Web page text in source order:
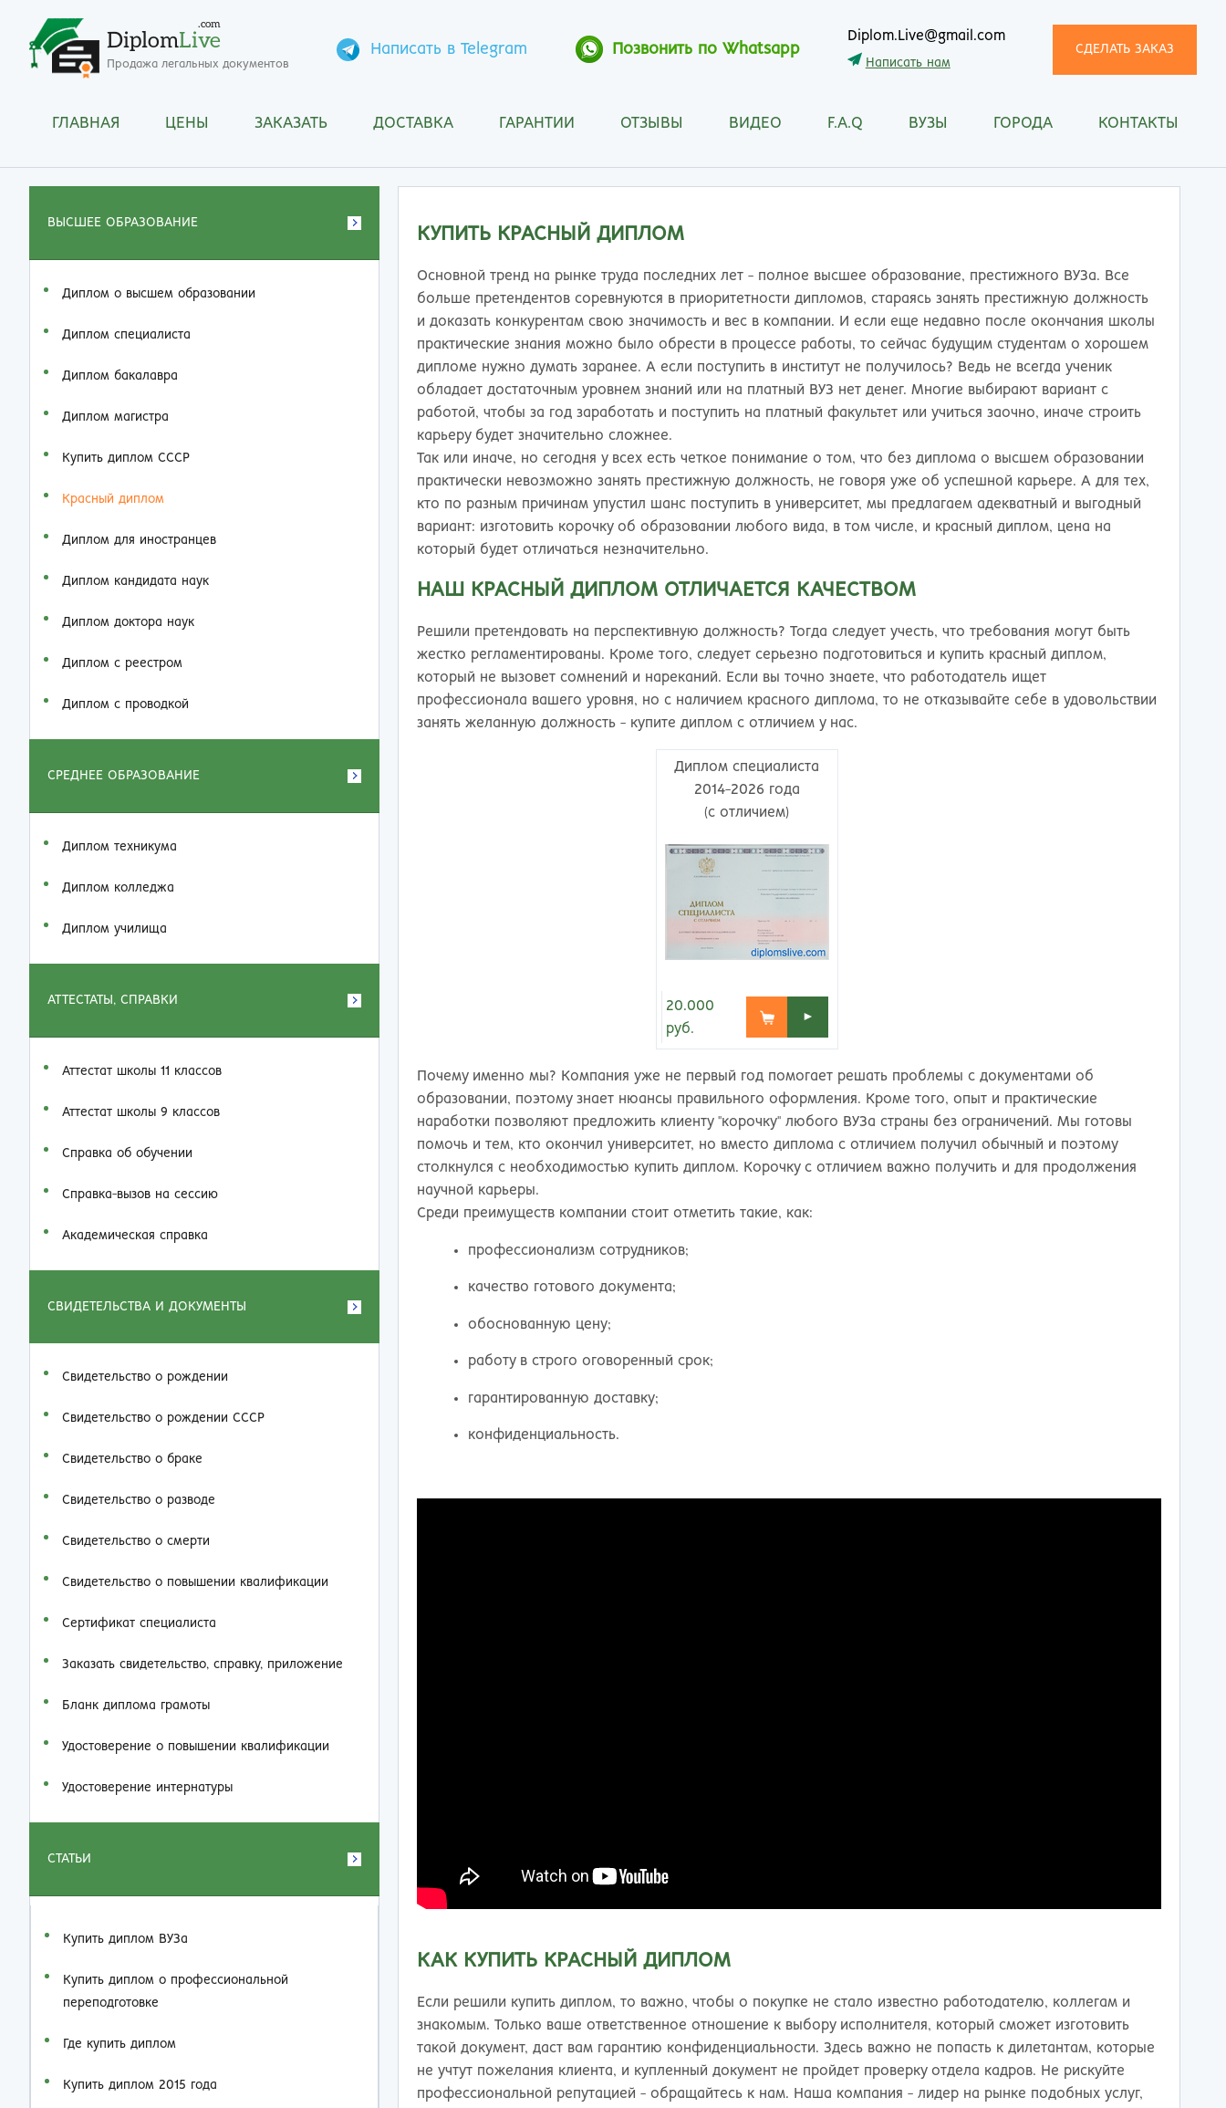
DiplomLive
.com
Продажа легальных документов
Написать в Telegram Позвонить по Whatsapp
Diplom.Live@gmail.com
Написать нам
СДЕЛАТЬ ЗАКАЗ
ГЛАВНАЯ ЦЕНЫ ЗАКАЗАТЬ ДОСТАВКА ГАРАНТИИ ОТЗЫВЫ ВИДЕО F.A.Q ВУЗЫ ГОРОДА
Архангельск
Барнаул
Белгород
Бийск
Благовещенск
Братск
Брянск
Великий Новгород
Владивосток
Владикавказ
Владимир
Волгоград
Волжский
Вологда
Грозный
Иваново
Ижевск
Иркутск
Йошкар-Ола
Казань
Калининград
Липецк
Магнитогорск
Махачкала
Москва
Мурманск
Мытищи
Набережные Челны
Находка
Нижневартовск
Нижний Новгород
Нижний Тагил
Новосибирск
Орел
Оренбург
Орск
Пенза
Пермь
Петрозаводск
Петропавловск Камчатский
Пятигорск
Смоленск
Сочи
Ставрополь
Стерлитамак
Сургут
Сыктывкар
Таганрог
Тверь
Тольятти
Томск
Тула
Хабаровск
Химки
Чебоксары
Челябинск
КОНТАКТЫ
ВЫСШЕЕ ОБРАЗОВАНИЕ
Диплом о высшем образовании
Диплом специалиста
Диплом бакалавра
Диплом магистра
Купить диплом СССР
Красный диплом
Диплом для иностранцев
Диплом кандидата наук
Диплом доктора наук
Диплом с реестром
Диплом с проводкой
СРЕДНЕЕ ОБРАЗОВАНИЕ
Диплом техникума
Диплом колледжа
Диплом училища
АТТЕСТАТЫ, СПРАВКИ
Аттестат школы 11 классов
Аттестат школы 9 классов
Справка об обучении
Справка-вызов на сессию
Академическая справка
СВИДЕТЕЛЬСТВА И ДОКУМЕНТЫ
Свидетельство о рождении
Свидетельство о рождении СССР
Свидетельство о браке
Свидетельство о разводе
Свидетельство о смерти
Свидетельство о повышении квалификации
Сертификат специалиста
Заказать cвидетельство, справку, приложение
Бланк диплома грамоты
Удостоверение о повышении квалификации
Удостоверение интернатуры
СТАТЬИ
Купить диплом ВУЗа
Купить диплом о профессиональной
переподготовке
Где купить диплом
Купить диплом 2015 года
КУПИТЬ КРАСНЫЙ ДИПЛОМ
Основной тренд на рынке труда последних лет - полное высшее образование, престижного ВУЗа. Все
больше претендентов соревнуются в приоритетности дипломов, стараясь занять престижную должность
и доказать конкурентам свою значимость и вес в компании. И если еще недавно после окончания школы
практические знания можно было обрести в процессе работы, то сейчас будущим студентам о хорошем
дипломе нужно думать заранее. А если поступить в институт не получилось? Ведь не всегда ученик
обладает достаточным уровнем знаний или на платный ВУЗ нет денег. Многие выбирают вариант с
работой, чтобы за год заработать и поступить на платный факультет или учиться заочно, иначе строить
карьеру будет значительно сложнее.
Так или иначе, но сегодня у всех есть четкое понимание о том, что без диплома о высшем образовании
практически невозможно занять престижную должность, не говоря уже об успешной карьере. А для тех,
кто по разным причинам упустил шанс поступить в университет, мы предлагаем адекватный и выгодный
вариант: изготовить корочку об образовании любого вида, в том числе, и красный диплом, цена на
который будет отличаться незначительно.
НАШ КРАСНЫЙ ДИПЛОМ ОТЛИЧАЕТСЯ КАЧЕСТВОМ
Решили претендовать на перспективную должность? Тогда следует учесть, что требования могут быть
жестко регламентированы. Кроме того, следует серьезно подготовиться и купить красный диплом,
который не вызовет сомнений и нареканий. Если вы точно знаете, что работодатель ищет
профессионала вашего уровня, но с наличием красного диплома, то не отказывайте себе в удовольствии
занять желанную должность - купите диплом с отличием у нас.
Диплом специалиста
2014-2026 года
(с отличием)
20.000
руб.
►
Почему именно мы? Компания уже не первый год помогает решать проблемы с документами об
образовании, поэтому знает нюансы правильного оформления. Кроме того, опыт и практические
наработки позволяют предложить клиенту "корочку" любого ВУЗа страны без ограничений. Мы готовы
помочь и тем, кто окончил университет, но вместо диплома с отличием получил обычный и поэтому
столкнулся с необходимостью купить диплом. Корочку с отличием важно получить и для продолжения
научной карьеры.
Среди преимуществ компании стоит отметить такие, как:
профессионализм сотрудников;
качество готового документа;
обоснованную цену;
работу в строго оговоренный срок;
гарантированную доставку;
конфиденциальность.
КАК КУПИТЬ КРАСНЫЙ ДИПЛОМ
Если решили купить диплом, то важно, чтобы о покупке не стало известно работодателю, коллегам и
знакомым. Только ваше ответственное отношение к выбору исполнителя, который сможет изготовить
такой документ, даст вам гарантию конфиденциальности. Здесь важно не попасть к дилетантам, которые
не учтут пожелания клиента, и купленный документ не пройдет проверку отдела кадров. Не рискуйте
профессиональной репутацией - обращайтесь к нам. Наша компания - лидер на рынке подобных услуг,